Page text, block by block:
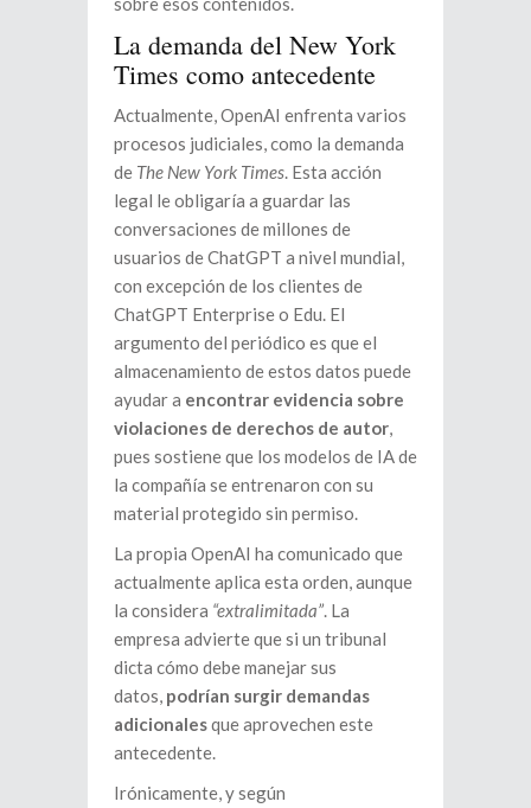
La demanda del New York
Times como antecedente
Actualmente, OpenAI enfrenta varios
procesos judiciales, como la demanda
de The New York Times. Esta acción
legal le obligaría a guardar las
conversaciones de millones de
usuarios de ChatGPT a nivel mundial,
con excepción de los clientes de
ChatGPT Enterprise o Edu. El
argumento del periódico es que el
almacenamiento de estos datos puede
ayudar a encontrar evidencia sobre
violaciones de derechos de autor,
pues sostiene que los modelos de IA de
la compañía se entrenaron con su
material protegido sin permiso.
La propia OpenAI ha comunicado que
actualmente aplica esta orden, aunque
la considera “extralimitada”. La
empresa advierte que si un tribunal
dicta cómo debe manejar sus
datos, podrían surgir demandas
adicionalesque aprovechen este
antecedente.
Irónicamente, y según